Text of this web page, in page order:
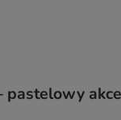
pastelowy